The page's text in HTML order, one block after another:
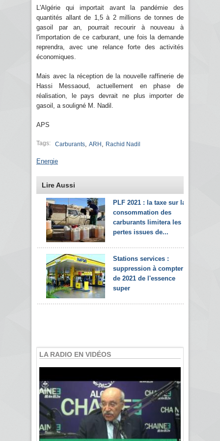
L'Algérie qui importait avant la pandémie des
quantités allant de 1,5 à 2 millions de tonnes de
gasoil par an, pourrait recourir à nouveau à
l'importation de ce carburant, une fois la demande
reprendra, avec une relance forte des activités
économiques.
Mais avec la réception de la nouvelle raffinerie de
Hassi Messaoud, actuellement en phase de
réalisation, le pays devrait ne plus importer de
gasoil, a souligné M. Nadil.
APS
Tags: Carburants ARH Rachid Nadil
Energie
Lire Aussi
PLF 2021 : la taxe sur la
consommation des
carburants limitera les
pertes issues de...
Stations services :
suppression à compter
de 2021 de l'essence
super
LA RADIO EN VIDÉOS